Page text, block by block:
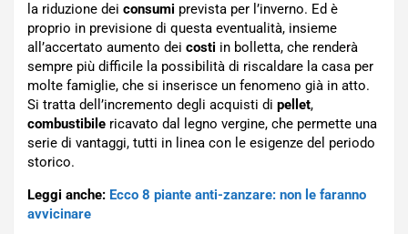
la riduzione dei consumi prevista per l’inverno. Ed è
proprio in previsione di questa eventualità, insieme
all’accertato aumento dei costi in bolletta, che renderà
sempre più difficile la possibilità di riscaldare la casa per
molte famiglie, che si inserisce un fenomeno già in atto.
Si tratta dell’incremento degli acquisti di pellet,
combustibile ricavato dal legno vergine, che permette una
serie di vantaggi, tutti in linea con le esigenze del periodo
storico.
Leggi anche: Ecco 8 piante anti-zanzare: non le faranno
avvicinare